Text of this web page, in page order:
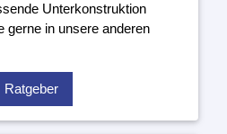
Unterkonstruktion
gerne in unsere anderen
Ratgeber